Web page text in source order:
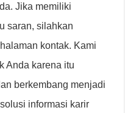
Jika memiliki
saran, silahkan
kontak. Kami
Anda karena itu
berkembang menjadi
informasi karir